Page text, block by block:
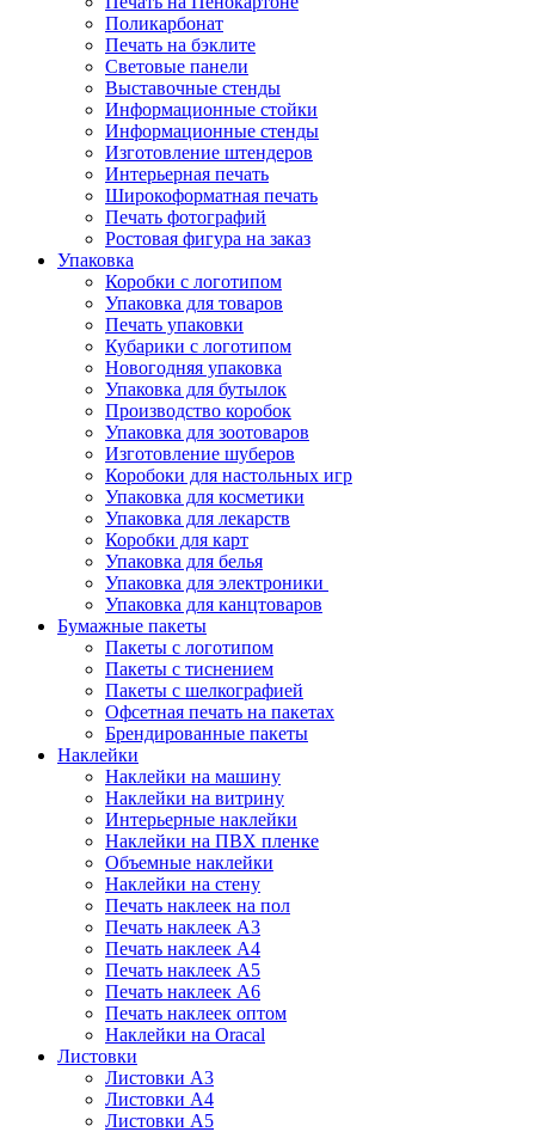
Поликарбонат
Печать на бэклите
Световые панели
Выставочные стенды
Информационные стойки
Информационные стенды
Изготовление штендеров
Интерьерная печать
Широкоформатная печать
Печать фотографий
Ростовая фигура на заказ
Упаковка
Коробки с логотипом
Упаковка для товаров
Печать упаковки
Кубарики с логотипом
Новогодняя упаковка
Упаковка для бутылок
Производство коробок
Упаковка для зоотоваров
Изготовление шуберов
Коробоки для настольных игр
Упаковка для косметики
Упаковка для лекарств
Коробки для карт
Упаковка для белья
Упаковка для электроники
Упаковка для канцтоваров
Бумажные пакеты
Пакеты с логотипом
Пакеты с тиснением
Пакеты с шелкографией
Офсетная печать на пакетах
Брендированные пакеты
Наклейки
Наклейки на машину
Наклейки на витрину
Интерьерные наклейки
Наклейки на ПВХ пленке
Объемные наклейки
Наклейки на стену
Печать наклеек на пол
Печать наклеек А3
Печать наклеек А4
Печать наклеек А5
Печать наклеек А6
Печать наклеек оптом
Наклейки на Oracal
Листовки
Листовки А3
Листовки А4
Листовки А5